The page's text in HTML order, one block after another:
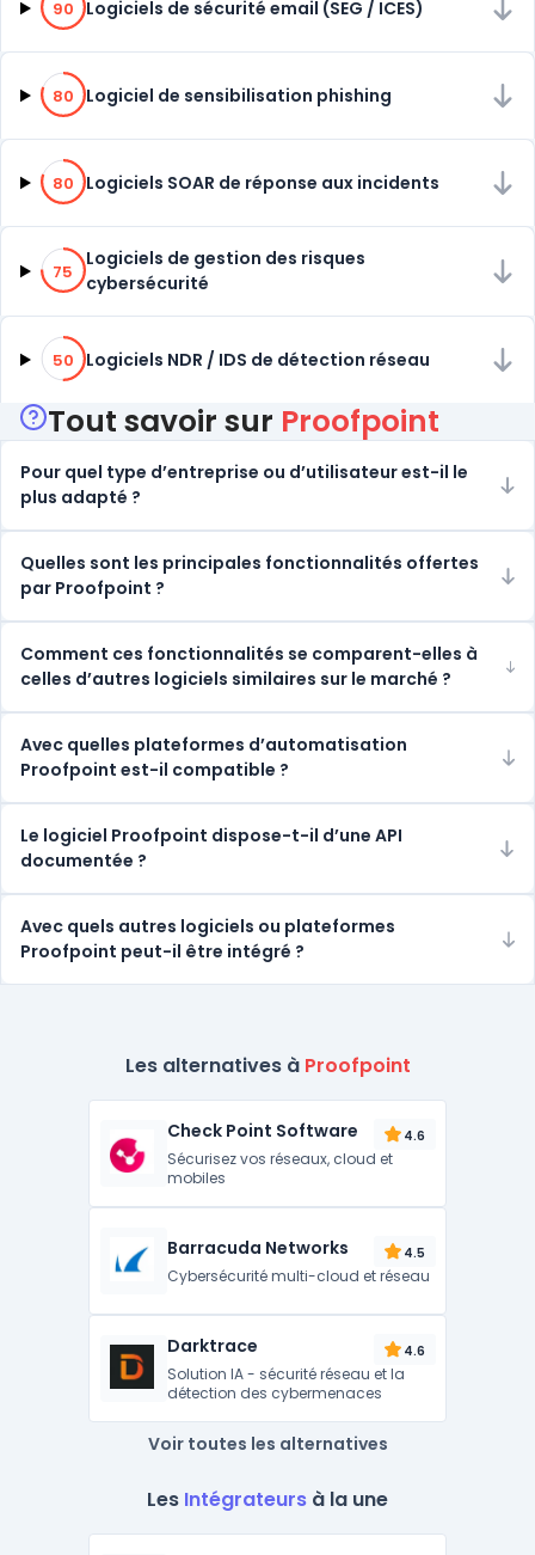
90 Logiciels de sécurité email (SEG / ICES)
80% de compatibilité
80 Logiciel de sensibilisation phishing
80% de compatibilité
80 Logiciels SOAR de réponse aux incidents
75% de compatibilité
75
Logiciels de gestion des risques
cybersécurité
50% de compatibilité
50 Logiciels NDR / IDS de détection réseau
Tout savoir sur Proofpoint
Pour quel type d’entreprise ou d’utilisateur est-il le
plus adapté ?
Quelles sont les principales fonctionnalités offertes
par Proofpoint ?
Comment ces fonctionnalités se comparent-elles à
celles d’autres logiciels similaires sur le marché ?
Avec quelles plateformes d’automatisation
Proofpoint est-il compatible ?
Le logiciel Proofpoint dispose-t-il d’une API
documentée ?
Avec quels autres logiciels ou plateformes
Proofpoint peut-il être intégré ?
Les alternatives à Proofpoint
Check Point Software 4.6
Sécurisez vos réseaux, cloud et
mobiles
Barracuda Networks 4.5
Cybersécurité multi-cloud et réseau
Darktrace 4.6
Solution IA - sécurité réseau et la
détection des cybermenaces
Voir toutes les alternatives
Les Intégrateurs à la une